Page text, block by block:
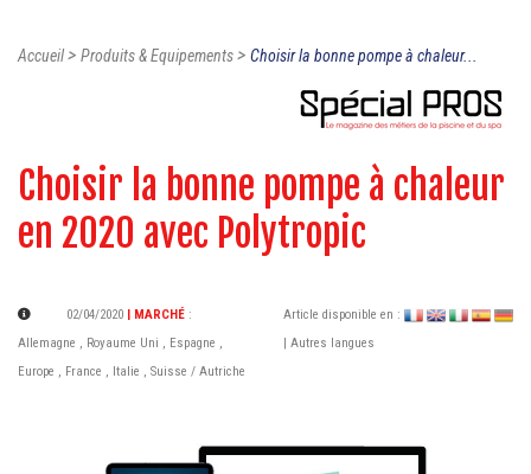
Accueil> Produits & Equipements> Choisir la bonne pompe à chaleur...
Choisir la bonne pompe à chaleur
en 2020 avec Polytropic
02/04/2020 | MARCHÉ :
Allemagne , Royaume Uni , Espagne ,
Europe , France , Italie , Suisse / Autriche
Article disponible en :
| Autres langues